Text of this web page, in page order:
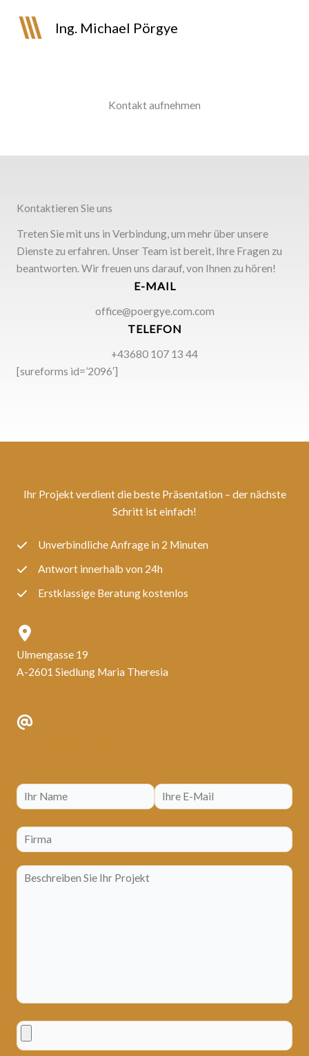
content
Ing. Michael Pörgye
Kontakt aufnehmen
Kontaktieren Sie uns
Treten Sie mit uns in Verbindung, um mehr über unsere
Dienste zu erfahren. Unser Team ist bereit, Ihre Fragen zu
beantworten. Wir freuen uns darauf, von Ihnen zu hören!
E-MAIL
office@poergye.com.com
TELEFON
+43680 107 13 44
[sureforms id=’2096′]
Ihr Projekt verdient die beste Präsentation – der nächste
Schritt ist einfach!
Unverbindliche Anfrage in 2 Minuten
Antwort innerhalb von 24h
Erstklassige Beratung kostenlos
Ulmengasse 19
A-2601 Siedlung Maria Theresia